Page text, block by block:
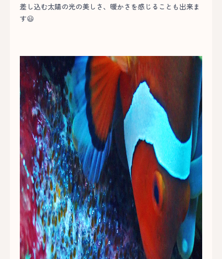
差し込む太陽の光の美しさ、暖かさを感じることも出来ま
す😃